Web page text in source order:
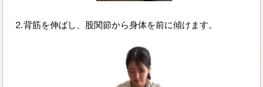
⒉背筋を伸ばし、股関節から身体を前に傾けます。